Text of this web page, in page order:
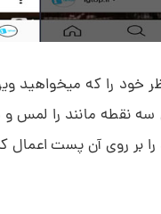
را که میخواهید
نقطه مانند را لمس و
بر روی آن پست اعمال